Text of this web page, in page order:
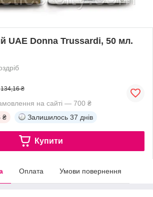
UAE Donna Trussardi, 50 мл.
134,16 ₴
на сайті — 700 ₴
₴ Залишилось 37 днів
Купити
Оплата Умови повернення